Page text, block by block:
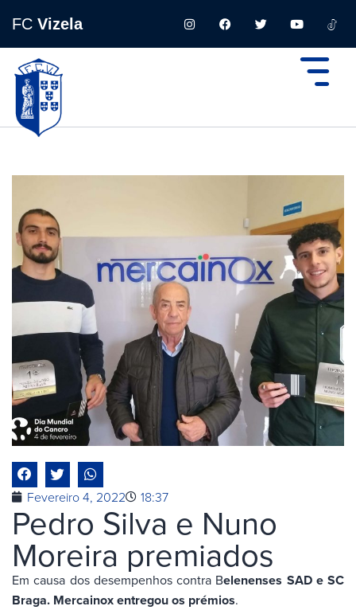
FC Vizela
Fevereiro 4, 2022 18:37
Pedro Silva e Nuno
Moreira premiados
Em causa dos desempenhos contra Belenenses SAD e SC
Braga. Mercainox entregou os prémios.